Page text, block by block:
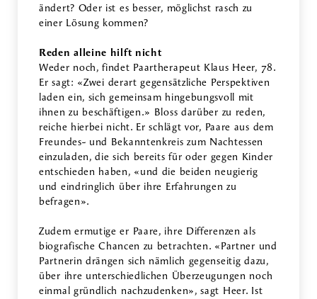
ändert? Oder ist es besser, möglichst rasch zu
einer Lösung kommen?
Reden alleine hilft nicht
Weder noch, findet Paartherapeut Klaus Heer, 78.
Er sagt: «Zwei derart gegensätzliche Perspektiven
laden ein, sich gemeinsam hingebungsvoll mit
ihnen zu beschäftigen.» Bloss darüber zu reden,
reiche hierbei nicht. Er schlägt vor, Paare aus dem
Freundes- und Bekanntenkreis zum Nachtessen
einzuladen, die sich bereits für oder gegen Kinder
entschieden haben, «und die beiden neugierig
und eindringlich über ihre Erfahrungen zu
befragen».
Zudem ermutige er Paare, ihre Differenzen als
biografische Chancen zu betrachten. «Partner und
Partnerin drängen sich nämlich gegenseitig dazu,
über ihre unterschiedlichen Überzeugungen noch
einmal gründlich nachzudenken», sagt Heer. Ist